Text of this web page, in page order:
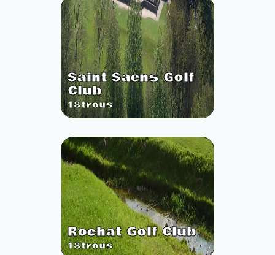
Saint Saens Golf
Club
18trous
Rochat Golf Club
18trous